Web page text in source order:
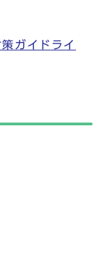
ガイドライ